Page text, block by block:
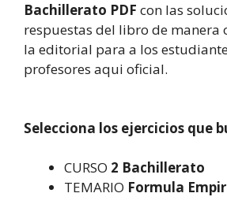
Bachillerato PDF con las
respuestas del libro de manera
la editorial para a los
profesores aqui oficial.
Selecciona los ejercicios que
CURSO 2 Bachillerato
TEMARIO Formula